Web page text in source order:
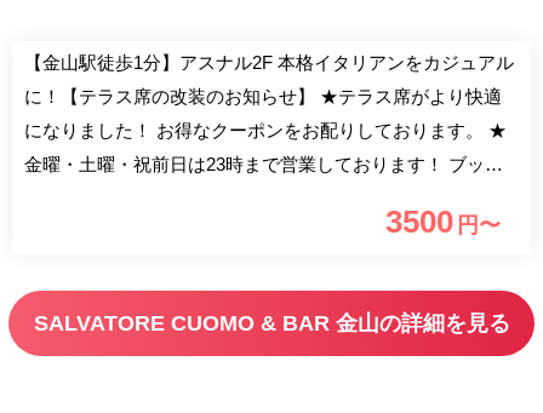
【金山駅徒歩1分】アスナル2F 本格イタリアンをカジュアル
に！【テラス席の改装のお知らせ】 ★テラス席がより快適
になりました！ お得なクーポンをお配りしております。 ★
金曜・土曜・祝前日は23時まで営業しております！ ブッフ
3500 円〜
SALVATORE CUOMO & BAR 金山の詳細を見る